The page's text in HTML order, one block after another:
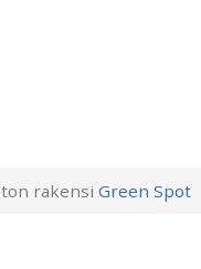
rakensi Green Spot